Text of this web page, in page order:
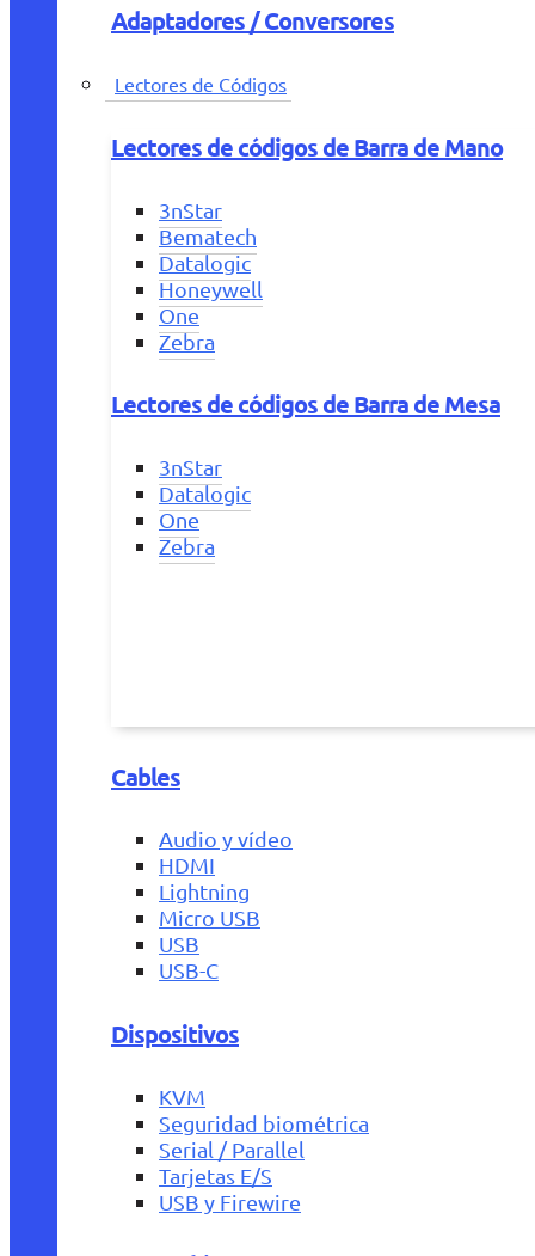
Adaptadores / Conversores
Lectores de Códigos
Lectores de códigos de Barra de Mano
3nStar
Bematech
Datalogic
Honeywell
One
Zebra
Lectores de códigos de Barra de Mesa
3nStar
Datalogic
One
Zebra
Cables
Audio y vídeo
HDMI
Lightning
Micro USB
USB
USB-C
Dispositivos
KVM
Seguridad biométrica
Serial / Parallel
Tarjetas E/S
USB y Firewire